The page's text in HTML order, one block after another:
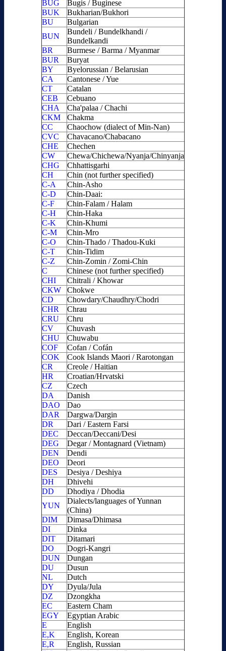
BUG
Bugis / Buginese
BUK
Bukharian/Bukhori
BU
Bulgarian
BUN
Bundeli / Bundelkhandi /
Bundelkandi
BR
Burmese / Barma / Myanmar
BUR
Buryat
BY
Byelorussian / Belarusian
CA
Cantonese / Yue
CT
Catalan
CEB
Cebuano
CHA
Cha'palaa / Chachi
CKM
Chakma
CC
Chaochow (dialect of Min-Nan)
CVC
Chavacano/Chabacano
CHE
Chechen
CW
Chewa/Chichewa/Nyanja/Chinyanja
CHG
Chhattisgarhi
CH
Chin (not further specified)
C-A
Chin-Asho
C-D
Chin-Daai:
C-F
Chin-Falam / Halam
C-H
Chin-Haka
C-K
Chin-Khumi
C-M
Chin-Mro
C-O
Chin-Thado / Thadou-Kuki
C-T
Chin-Tidim
C-Z
Chin-Zomin / Zomi-Chin
C
Chinese (not further specified)
CHI
Chitrali / Khowar
CKW
Chokwe
CD
Chowdary/Chaudhry/Chodri
CHR
Chrau
CRU
Chru
CV
Chuvash
CHU
Chuwabu
COF
Cofan / Cofán
COK
Cook Islands Maori / Rarotongan
CR
Creole / Haitian
HR
Croatian/Hrvatski
CZ
Czech
DA
Danish
DAO
Dao
DAR
Dargwa/Dargin
DR
Dari / Eastern Farsi
DEC
Deccan/Deccani/Desi
DEG
Degar / Montagnard (Vietnam)
DEN
Dendi
DEO
Deori
DES
Desiya / Deshiya
DH
Dhivehi
DD
Dhodiya / Dhodia
YUN
Dialects/languages of Yunnan
(China)
DIM
Dimasa/Dhimasa
DI
Dinka
DIT
Ditamari
DO
Dogri-Kangri
DUN
Dungan
DU
Dusun
NL
Dutch
DY
Dyula/Jula
DZ
Dzongkha
EC
Eastern Cham
EGY
Egyptian Arabic
E
English
E,K
English, Korean
E,R
English, Russian